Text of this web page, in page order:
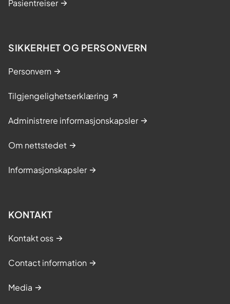
Pasientreiser
SIKKERHET OG PERSONVERN
Personvern
Tilgjengelighetserklæring
Administrere informasjonskapsler
Om nettstedet
Informasjonskapsler
KONTAKT
Kontakt oss
Contact information
Media